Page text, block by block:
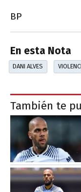
BP
En esta Nota
DANI ALVES
También te